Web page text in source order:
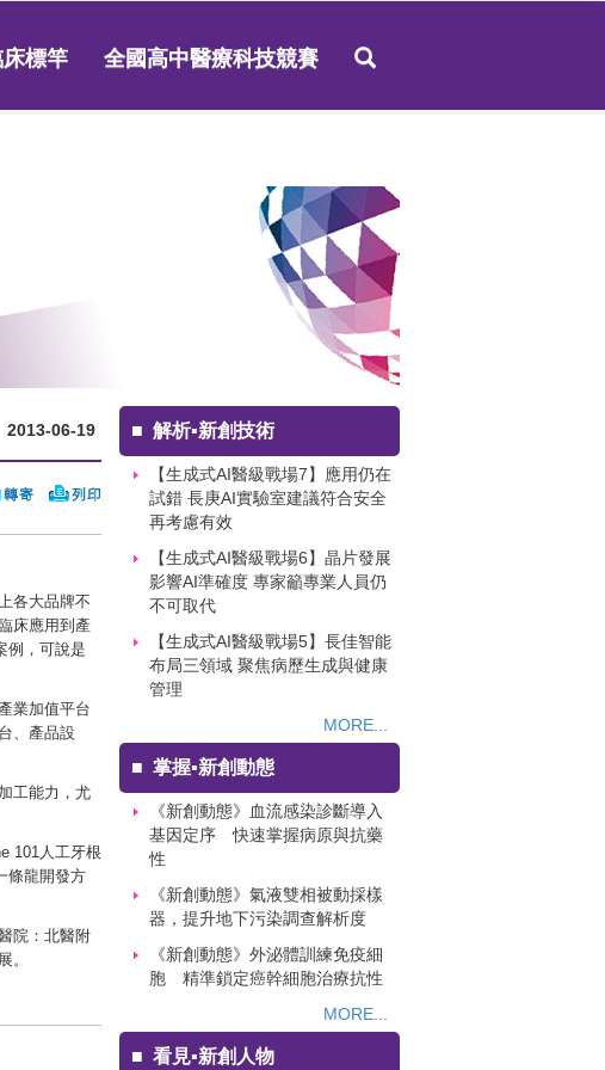
標竿 全國高中醫療科技競賽
2013-06-19
各大品牌不
床應用到產
例，可說是
業加值平台
、產品設
工能力，尤
101人工牙根
條龍開發方
院：北醫附
。
■ 解析▪新創技術
【生成式AI醫級戰場7】應用仍在
試錯 長庚AI實驗室建議符合安全
再考慮有效
【生成式AI醫級戰場6】晶片發展
影響AI準確度 專家籲專業人員仍
不可取代
【生成式AI醫級戰場5】長佳智能
布局三領域 聚焦病歷生成與健康
管理
MORE...
■ 掌握▪新創動態
《新創動態》血流感染診斷導入
基因定序 快速掌握病原與抗藥
性
《新創動態》氣液雙相被動採樣
器，提升地下污染調查解析度
《新創動態》外泌體訓練免疫細
胞 精準鎖定癌幹細胞治療抗性
MORE...
■ 看見▪新創人物